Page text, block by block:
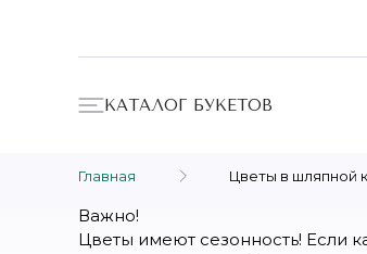
КАТАЛОГ БУКЕТОВ
Главная Цветы в шляпной
Важно!
Цветы имеют сезонность! Если